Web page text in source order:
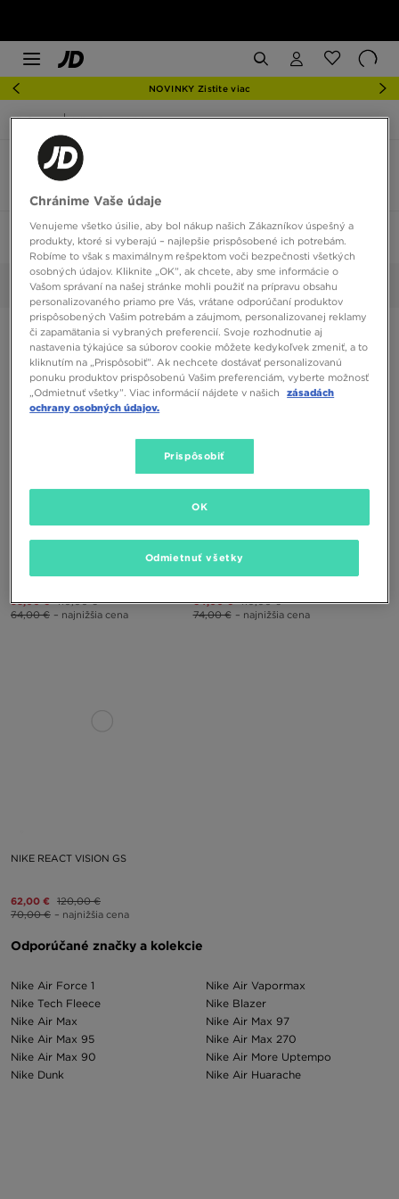
NOVINKY Zistite viac
JD Sports Nike React Vision
Zoradiť:Odporúčané Filtrovať 1
Vybrané: 38 Vyčistiť
58,00 € 110,00 €
64,00 € – najnižšia cena
NIKE REACT VISION
64,00 € 110,00 €
74,00 € – najnižšia cena
NIKE REACT VISION GS
62,00 € 120,00 €
70,00 € – najnižšia cena
Odporúčané značky a kolekcie
Nike Air Force 1
Nike Tech Fleece
Nike Air Max
Nike Air Max 95
Nike Air Max 90
Nike Dunk
Nike Air Vapormax
Nike Blazer
Nike Air Max 97
Nike Air Max 270
Nike Air More Uptempo
Nike Air Huarache
Chránime Vaše údaje
Venujeme všetko úsilie, aby bol nákup našich Zákazníkov úspešný a
produkty, ktoré si vyberajú – najlepšie prispôsobené ich potrebám.
Robíme to však s maximálnym rešpektom voči bezpečnosti všetkých
osobných údajov. Kliknite „OK”, ak chcete, aby sme informácie o
Vašom správaní na našej stránke mohli použiť na prípravu obsahu
personalizovaného priamo pre Vás, vrátane odporúčaní produktov
prispôsobených Vašim potrebám a záujmom, personalizovanej reklamy
či zapamätania si vybraných preferencií. Svoje rozhodnutie aj
nastavenia týkajúce sa súborov cookie môžete kedykoľvek zmeniť, a to
kliknutím na „Prispôsobiť”. Ak nechcete dostávať personalizovanú
ponuku produktov prispôsobenú Vašim preferenciám, vyberte možnosť
„Odmietnuť všetky”. Viac informácií nájdete v našich
zásadách
ochrany osobných údajov.
Prispôsobiť
Odmietnuť všetky
OK